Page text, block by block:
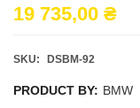
19 735,00 ₴
SKU: DSBM-92
PRODUCT BY: BMW